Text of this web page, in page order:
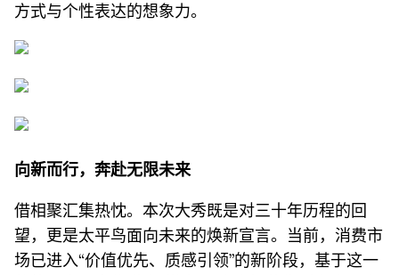
方式与个性表达的想象力。
向新而行，奔赴无限未来
借相聚汇集热忱。本次大秀既是对三十年历程的回
望，更是太平鸟面向未来的焕新宣言。当前，消费市
场已进入“价值优先、质感引领”的新阶段，基于这一